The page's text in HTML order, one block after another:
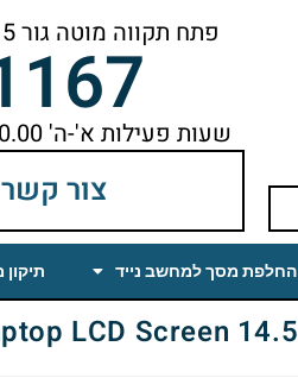
פתח תקווה מוטה גור 5 קומה ראשונה ימינה מהמעלית עד הסוף
שעות פעילות א'-ה' 10.00 עד 18.00 הפסקת צהריים 14.00-15.00
צור קשר
החלפת מסך למחשב נייד